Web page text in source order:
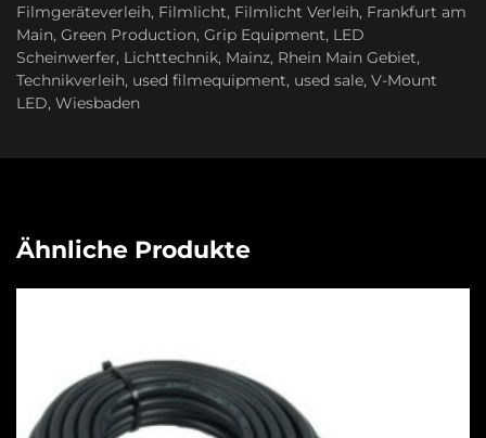
Filmgeräteverleih, Filmlicht, Filmlicht Verleih, Frankfurt am
Main, Green Production, Grip Equipment, LED
Scheinwerfer, Lichttechnik, Mainz, Rhein Main Gebiet,
Technikverleih, used filmequipment, used sale, V-Mount
LED, Wiesbaden
Ähnliche Produkte